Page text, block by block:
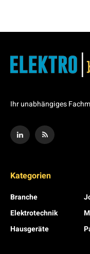
Ihr unabhängiges
Kategorien
Branche
Elektrotechnik
Hausgeräte